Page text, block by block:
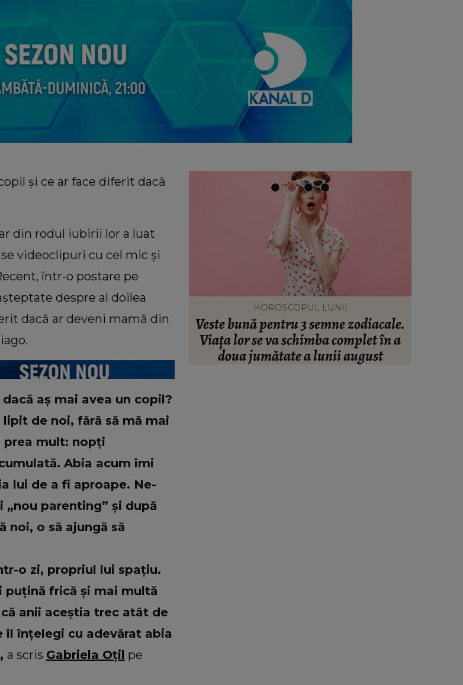
și ce ar face diferit dacă
din rodul iubirii lor a luat
videoclipuri cu cel mic și
într-o postare pe
despre al doilea
dacă ar deveni mamă din
aș mai avea un copil?
de noi, fără să mă mai
prea mult: nopți
Abia acum îmi
lui de a fi aproape. Ne-
parenting” și după
noi, o să ajungă să
o zi, propriul lui spațiu.
puțină frică și mai multă
anii aceștia trec atât de
îl înțelegi cu adevărat abia
a scris Gabriela Oțil pe
VEDETE
Alexa a făcut declarații
despre lupta Alinei Pușcău
„Este un moment greu pentru
ea!”
HOROSCOPUL LUNII
Veste bună pentru 3 semne zodiacale.
Viața lor se va schimba complet în a
doua jumătate a lunii august